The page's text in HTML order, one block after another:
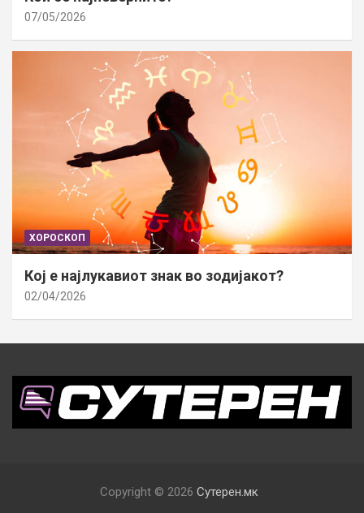
07/05/2026
ХОРОСКОП
Кој е најлукавиот знак во зодијакот?
02/04/2026
Copyright © 2026 Сутерен.мк